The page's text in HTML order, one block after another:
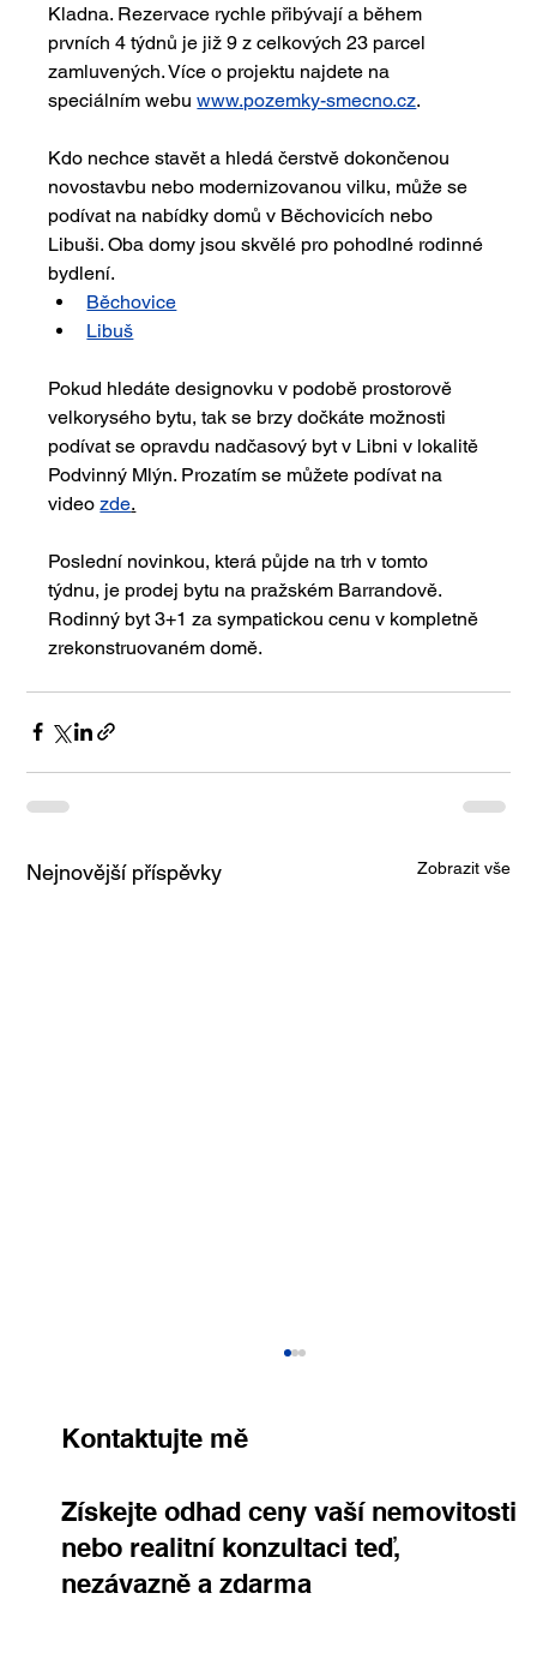
Kladna. Rezervace rychle přibývají a během
prvních 4 týdnů je již 9 z celkových 23 parcel
zamluvených. Více o projektu najdete na
speciálním webu www.pozemky-smecno.cz.
Kdo nechce stavět a hledá čerstvě dokončenou
novostavbu nebo modernizovanou vilku, může se
podívat na nabídky domů v Běchovicích nebo
Libuši. Oba domy jsou skvělé pro pohodlné rodinné
bydlení.
Běchovice
Libuš
Pokud hledáte designovku v podobě prostorově
velkorysého bytu, tak se brzy dočkáte možnosti
podívat se opravdu nadčasový byt v Libni v lokalitě
Podvinný Mlýn. Prozatím se můžete podívat na
video zde.
Poslední novinkou, která půjde na trh v tomto
týdnu, je prodej bytu na pražském Barrandově.
Rodinný byt 3+1 za sympatickou cenu v kompletně
zrekonstruovaném domě.
Nejnovější příspěvky Zobrazit vše
Kontaktujte mě
Získejte odhad ceny vaší nemovitosti
nebo realitní konzultaci teď,
nezávazně a zdarma